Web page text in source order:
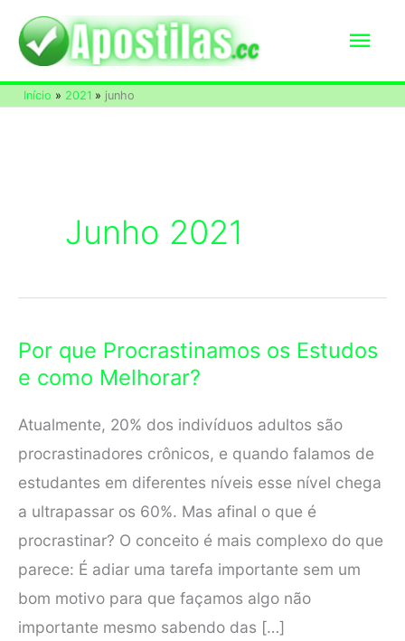
para
conteúdo
Início 2021 junho
Junho 2021
Por que Procrastinamos os Estudos
e como Melhorar?
Atualmente, 20% dos indivíduos adultos são
procrastinadores crônicos, e quando falamos de
estudantes em diferentes níveis esse nível chega
a ultrapassar os 60%. Mas afinal o que é
procrastinar? O conceito é mais complexo do que
parece: É adiar uma tarefa importante sem um
bom motivo para que façamos algo não
importante mesmo sabendo das […]